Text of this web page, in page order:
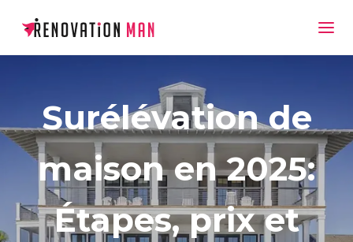
Surélévation de
maison en 2025:
Étapes, prix et